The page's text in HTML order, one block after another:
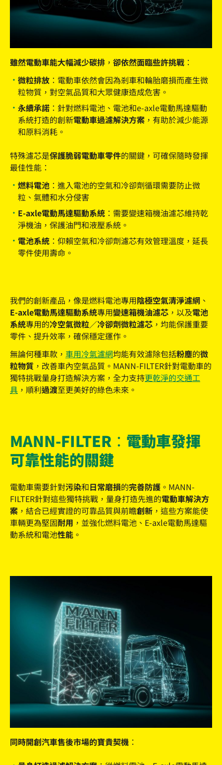
雖然電動車能大幅減少碳排，卻依然面臨些許挑戰：
微粒排放： 電動車依然會因為剎車和輪胎磨損而產生微
粒物質，對空氣品質和大眾健康造成危害。
永續承諾： 針對燃料電池、電池和e-axle電動馬達驅動
系統打造的創新電動車過濾解決方案 ，有助於減少能源
和原料消耗。
特殊濾芯是保護脆弱電動車零件的關鍵，可確保隨時發揮
最佳性能：
燃料電池： 進入電池的空氣和冷卻劑循環需要防止微
粒、氣體和水分侵害
E-axle電動馬達驅動系統： 需要變速箱機油濾芯維持乾
淨機油，保護油門和液壓系統。
電池系統： 仰賴空氣和冷卻劑濾芯有效管理溫度，延長
零件使用壽命。
我們的創新產品，像是燃料電池專用陰極空氣清淨濾網 、
E-axle電動馬達驅動系統專用變速箱機油濾芯 ，以及電池
系統專用的冷空氣微粒／冷卻劑微粒濾芯 ，均能保護重要
零件、提升效率，確保穩定運作。
無論何種車款， 車用冷氣濾網均能有效濾除包括粉塵的微
粒物質 ，改善車內空氣品質。MANN-FILTER針對電動車的
獨特挑戰量身打造解決方案，全力支持更乾淨的交通工
具 ，順利過渡至更美好的綠色未來。
MANN-FILTER：電動車發揮
可靠性能的關鍵
電動車需要針對污染和日常磨損的完善防護 。MANN-
FILTER針對這些獨特挑戰，量身打造先進的電動車解決方
案 ，結合已經實證的可靠品質與前瞻創新 ，這些方案能使
車輛更為堅固耐用 ，並強化燃料電池、E-axle電動馬達驅
動系統和電池性能 。
同時開創汽車售後市場的寶貴契機：